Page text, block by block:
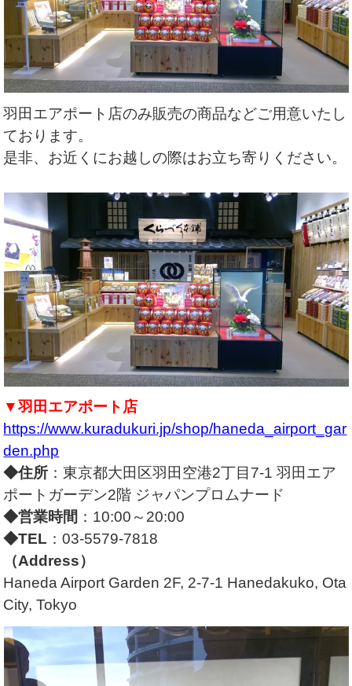
羽田エアポート店のみ販売の商品などご用意いたし
ております。
是非、お近くにお越しの際はお立ち寄りください。
▼羽田エアポート店
https://www.kuradukuri.jp/shop/haneda_airport_gar
den.php
◆住所 ：東京都大田区羽田空港2丁目7-1 羽田エア
ポートガーデン2階 ジャパンプロムナード
◆営業時間 ：10:00～20:00
◆TEL ：03-5579-7818
（Address）
Haneda Airport Garden 2F, 2-7-1 Hanedakuko, Ota
City, Tokyo